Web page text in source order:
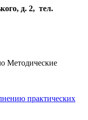
д. 2, тел.
Методические
практических